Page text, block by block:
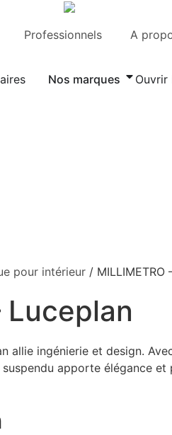
Professionnels A
Nos marques Ouvrir
pour intérieur / MILLIMETRO
Luceplan
allie ingénierie et design.
apporte élégance